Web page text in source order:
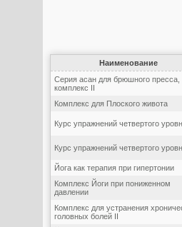
Наименование
Серия асан для брюшного пресса,
комплекс II
Комплекс для Плоского живота
Курс упражнений четвертого
Курс упражнений четвертого
Йога как терапия при гипертонии
Комплекс Йоги при пониженном
давлении
Комплекс для устранения
головных болей II